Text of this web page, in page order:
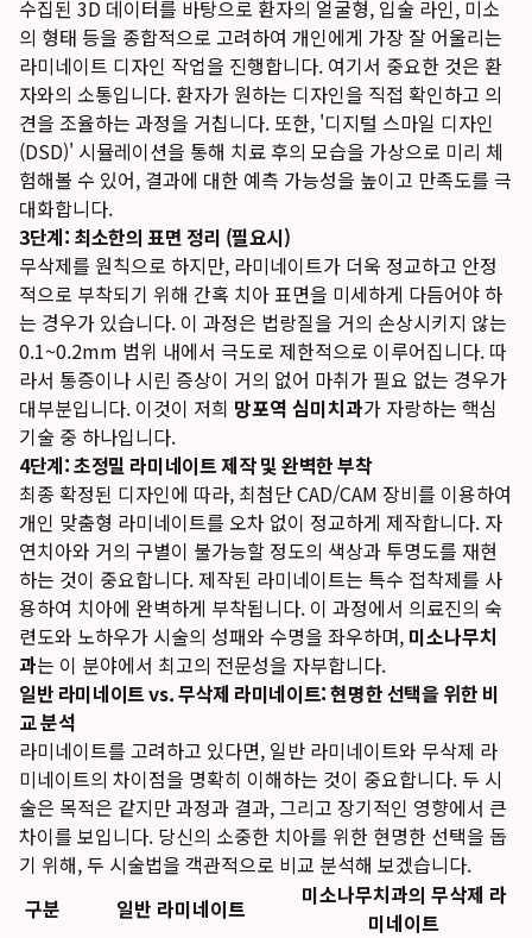
수집된 3D 데이터를 바탕으로 환자의 얼굴형, 입술 라인, 미소
의 형태 등을 종합적으로 고려하여 개인에게 가장 잘 어울리는
라미네이트 디자인 작업을 진행합니다. 여기서 중요한 것은 환
자와의 소통입니다. 환자가 원하는 디자인을 직접 확인하고 의
견을 조율하는 과정을 거칩니다. 또한, '디지털 스마일 디자인
(DSD)' 시뮬레이션을 통해 치료 후의 모습을 가상으로 미리 체
험해볼 수 있어, 결과에 대한 예측 가능성을 높이고 만족도를 극
대화합니다.
3단계: 최소한의 표면 정리 (필요시)
무삭제를 원칙으로 하지만, 라미네이트가 더욱 정교하고 안정
적으로 부착되기 위해 간혹 치아 표면을 미세하게 다듬어야 하
는 경우가 있습니다. 이 과정은 법랑질을 거의 손상시키지 않는
0.1~0.2mm 범위 내에서 극도로 제한적으로 이루어집니다. 따
라서 통증이나 시린 증상이 거의 없어 마취가 필요 없는 경우가
대부분입니다. 이것이 저희 망포역 심미치과가 자랑하는 핵심
기술 중 하나입니다.
4단계: 초정밀 라미네이트 제작 및 완벽한 부착
최종 확정된 디자인에 따라, 최첨단 CAD/CAM 장비를 이용하여
개인 맞춤형 라미네이트를 오차 없이 정교하게 제작합니다. 자
연치아와 거의 구별이 불가능할 정도의 색상과 투명도를 재현
하는 것이 중요합니다. 제작된 라미네이트는 특수 접착제를 사
용하여 치아에 완벽하게 부착됩니다. 이 과정에서 의료진의 숙
련도와 노하우가 시술의 성패와 수명을 좌우하며, 미소나무치
과는 이 분야에서 최고의 전문성을 자부합니다.
일반 라미네이트 vs. 무삭제 라미네이트: 현명한 선택을 위한 비
교 분석
라미네이트를 고려하고 있다면, 일반 라미네이트와 무삭제 라
미네이트의 차이점을 명확히 이해하는 것이 중요합니다. 두 시
술은 목적은 같지만 과정과 결과, 그리고 장기적인 영향에서 큰
차이를 보입니다. 당신의 소중한 치아를 위한 현명한 선택을 돕
기 위해, 두 시술법을 객관적으로 비교 분석해 보겠습니다.
구분
일반 라미네이트
미소나무치과의 무삭제 라
미네이트